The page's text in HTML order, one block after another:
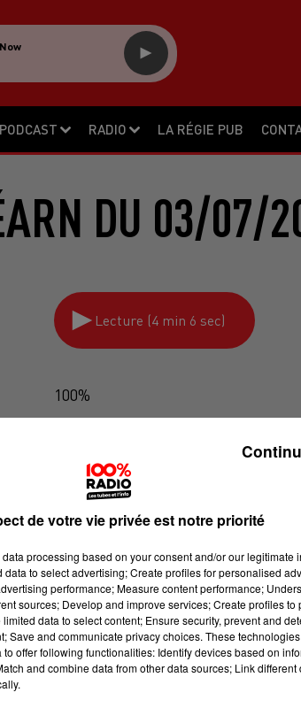
PODCAST RADIO LA RÉGIE PUB
DU 03/07/
Lecture (4 min 6 sec)
100%
de votre vie privée est notre priorité
processing based on your consent and/or our legitimate
to select advertising; Create profiles for personalised
performance; Measure content performance;
sources; Develop and improve services; Create profiles
data to select content; Ensure security, prevent and
Save and communicate privacy choices. These
offer following functionalities: Identify devices based on
and combine data from other data sources; Link